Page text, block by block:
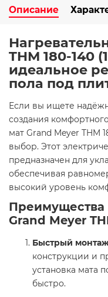
Описание
THM 180-140
идеальное
пола под
Если вы ищете
создания
мат Grand Meyer THM
выбор. Этот
предназначен для
обеспечивая
высокий уровень
Преимущества
Grand Meyer
Быстрый
конструкции и
установка мата
быстро.